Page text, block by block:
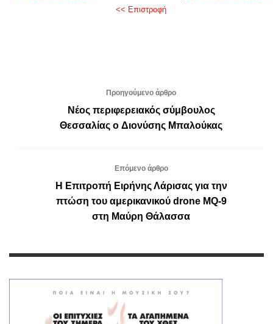
<< Επιστροφή
Προηγούμενο άρθρο
Νέος περιφερειακός σύμβουλος
Θεσσαλίας o Διονύσης Μπαλούκας
Επόμενο άρθρο
Η Επιτροπή Ειρήνης Λάρισας για την
πτώση του αμερικανικού drone MQ-9
στη Μαύρη Θάλασσα